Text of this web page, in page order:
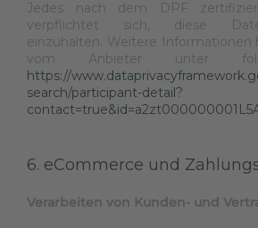
Jedes nach dem DPF
verpflichtet sich, diese
einzuhalten. Weitere Informationen
vom Anbieter unter
https://
search/participant-detail?
6. eCommerce und
Verarbeiten von Kunden- und